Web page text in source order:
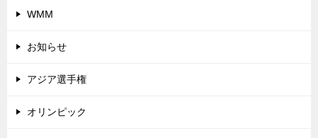
WMM
お知らせ
アジア選手権
オリンピック